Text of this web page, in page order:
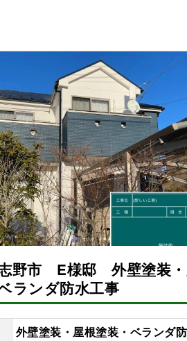
野市 E様邸 外壁塗装
ランダ防水工事
外壁塗装・屋根塗装・ベランダ